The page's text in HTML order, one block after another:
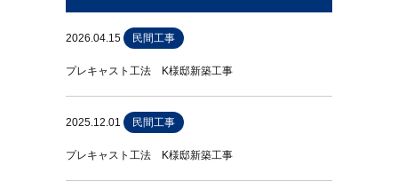
2026.04.15 民間工事
プレキャスト工法 K様邸新築工事
2025.12.01 民間工事
プレキャスト工法 K様邸新築工事